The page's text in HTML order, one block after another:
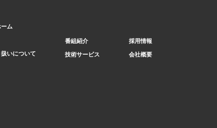
ム
いについて
番組紹介
技術サービス
採用情報
会社概要